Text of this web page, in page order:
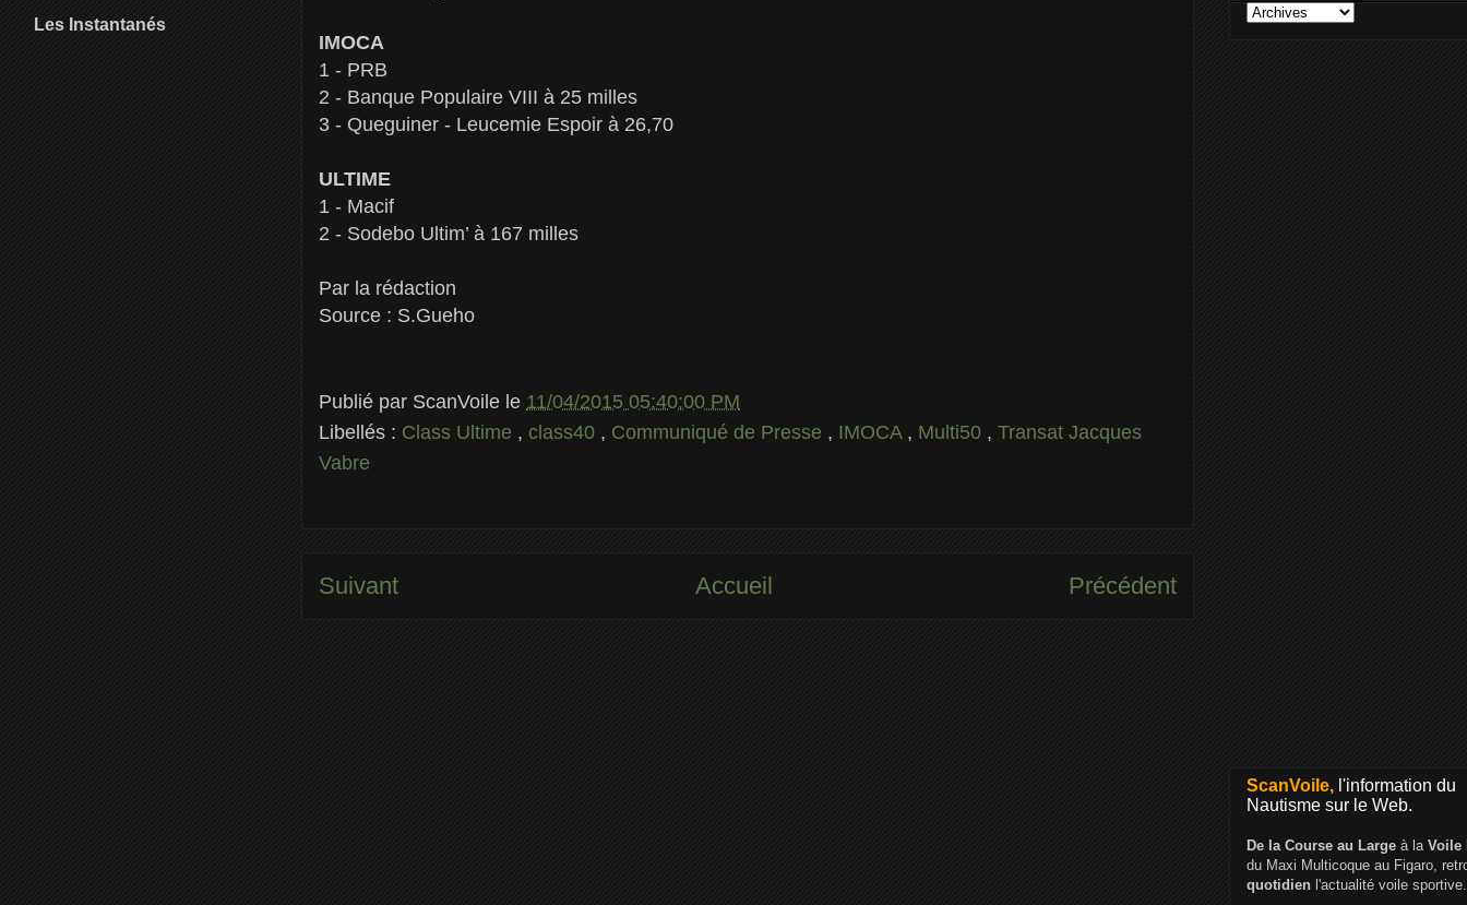
IMOCA
1 - PRB
2 - Banque Populaire VIII à 25 milles
3 - Queguiner - Leucemie Espoir à 26,70
ULTIME
1 - Macif
2 - Sodebo Ultim’ à 167 milles
Par la rédaction
Source : S.Gueho
Publié par ScanVoile le 11/04/2015 05:40:00 PM
Libellés : Class Ultime , class40 , Communiqué de Presse , IMOCA , Multi50 , Transat Jacques
Vabre
Suivant Précédent
Accueil
Les Instantanés
ScanVoile, l'information du
Nautisme sur le Web.
De la Course au Large à la Voile
du Maxi Multicoque au Figaro,
quotidien l'actualité voile sportive.